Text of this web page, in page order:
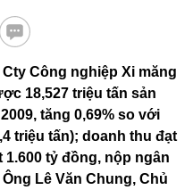
Công nghiệp Xi măng
18,527 triệu tấn sản
tăng 0,69% so với
triệu tấn); doanh thu đạt
tỷ đồng, nộp ngân
Lê Văn Chung, Chủ